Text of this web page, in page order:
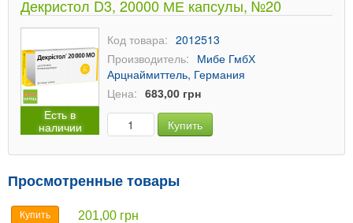
Декристол D3, 20000 МЕ капсулы, №20
Есть в
наличии
Код товара: 2012513
Производитель: Мибе ГмбХ
Арцнаймиттель, Германия
Цена: 683,00 грн
Купить
Просмотренные товары
Купить 201,00 грн